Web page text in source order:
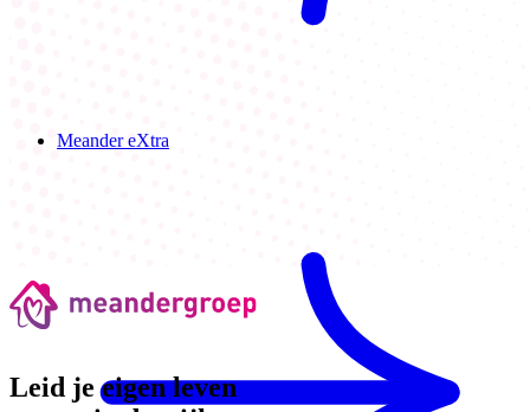
Meander eXtra
Leid je eigen leven